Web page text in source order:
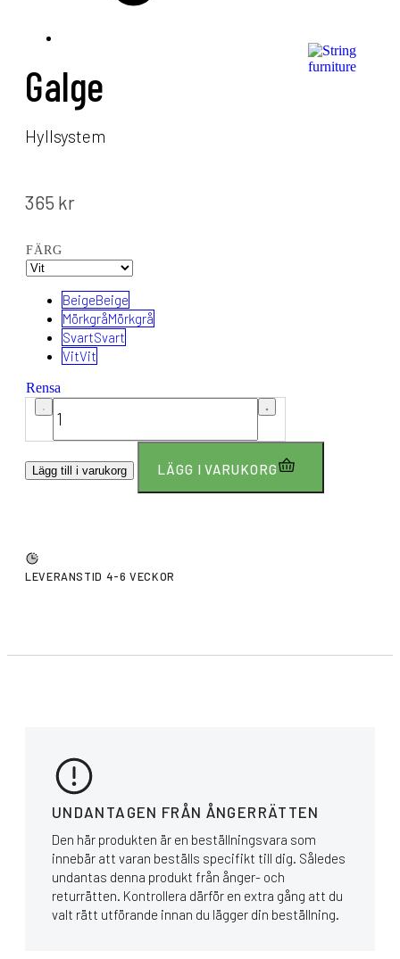
Galge
Hyllsystem
365 kr
FÄRG
BeigeBeige
MörkgråMörkgrå
SvartSvart
VitVit
Rensa
Lägg till i varukorg LÄGG I VARUKORG
LEVERANSTID 4-6 VECKOR
UNDANTAGEN FRÅN ÅNGERRÄTTEN
Den här produkten är en beställningsvara som
innebär att varan beställs specifikt till dig. Således
undantas denna produkt från ånger- och
returrätten. Kontrollera därför en extra gång att du
valt rätt utförande innan du lägger din beställning.